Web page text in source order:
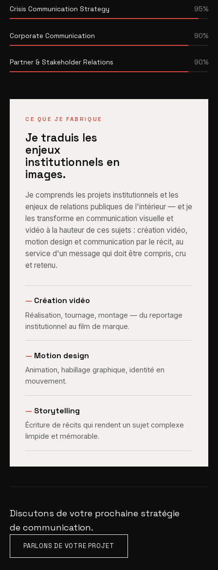
Crisis Communication Strategy 95%
Corporate Communication 90%
Partner & Stakeholder Relations 90%
CE QUE JE FABRIQUE
Je traduis les
enjeux
institutionnels en
images.
Je comprends les projets institutionnels et les
enjeux de relations publiques de l'intérieur — et je
les transforme en communication visuelle et
vidéo à la hauteur de ces sujets : création vidéo,
motion design et communication par le récit, au
service d'un message qui doit être compris, cru
et retenu.
— Création vidéo
Réalisation, tournage, montage — du reportage
institutionnel au film de marque.
— Motion design
Animation, habillage graphique, identité en
mouvement.
— Storytelling
Écriture de récits qui rendent un sujet complexe
limpide et mémorable.
Discutons de votre prochaine stratégie
de communication.
PARLONS DE VOTRE PROJET